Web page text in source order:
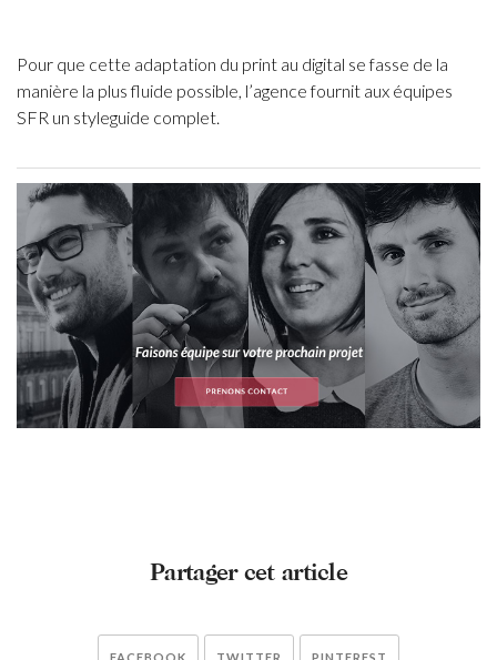
Pour que cette adaptation du print au digital se fasse de la
manière la plus fluide possible, l’agence fournit aux équipes
SFR un styleguide complet.
Partager cet article